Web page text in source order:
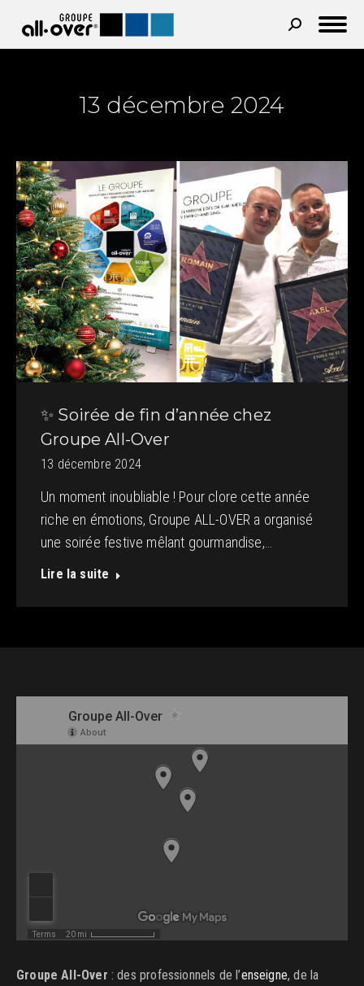
Recherche
:
13 décembre 2024
✨ Soirée de fin d’année chez
Groupe All-Over
13 décembre 2024
Un moment inoubliable ! Pour clore cette année
riche en émotions, Groupe ALL-OVER a organisé
une soirée festive mêlant gourmandise,…
Lire la suite
Groupe All-Over : des professionnels de l’enseigne, de la